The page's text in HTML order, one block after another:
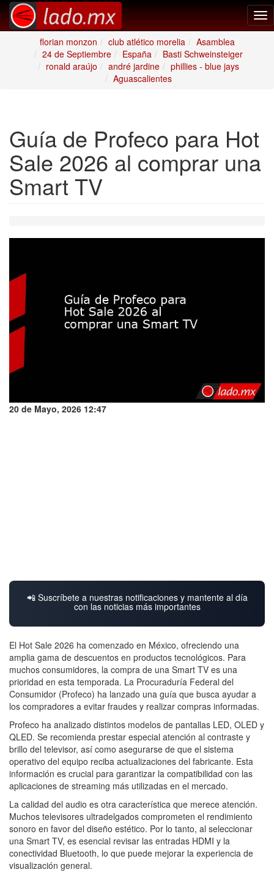
florian monzon
club atlético morelia
Asamblea
24 de Septiembre
España
Basti Schweinsteiger
ronald araújo
andré jardine
phillies - blue jays
Aguascalientes
Guía de Profeco para Hot
Sale 2026 al comprar una
Smart TV
20 de Mayo, 2026 12:47
📲 Suscríbete a nuestras notificaciones y mantente al día
con las noticias más importantes
El Hot Sale 2026 ha comenzado en México, ofreciendo una
amplia gama de descuentos en productos tecnológicos. Para
muchos consumidores, la compra de una Smart TV es una
prioridad en esta temporada. La Procuraduría Federal del
Consumidor (Profeco) ha lanzado una guía que busca ayudar a
los compradores a evitar fraudes y realizar compras informadas.
Profeco ha analizado distintos modelos de pantallas LED, OLED y
QLED. Se recomienda prestar especial atención al contraste y
brillo del televisor, así como asegurarse de que el sistema
operativo del equipo reciba actualizaciones del fabricante. Esta
información es crucial para garantizar la compatibilidad con las
aplicaciones de streaming más utilizadas en el mercado.
La calidad del audio es otra característica que merece atención.
Muchos televisores ultradelgados comprometen el rendimiento
sonoro en favor del diseño estético. Por lo tanto, al seleccionar
una Smart TV, es esencial revisar las entradas HDMI y la
conectividad Bluetooth, lo que puede mejorar la experiencia de
visualización general.